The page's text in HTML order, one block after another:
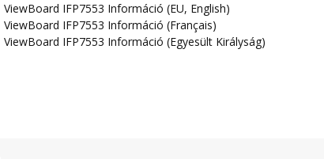
ViewBoard IFP7553 Információ (EU, English)
ViewBoard IFP7553 Információ (Français)
ViewBoard IFP7553 Információ (Egyesült Királyság)